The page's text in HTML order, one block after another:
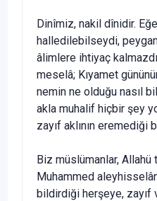
Dinîmiz, nakil dînidir.
halledilebilseydi,
âlimlere ihtiyaç
meselâ; Kıyamet
nemin ne olduğu nasıl
akla muhalif hiçbir şey
zayıf aklının eremediği
Biz müslümanlar,
Muhammed
bildirdiği herşeye, zayıf